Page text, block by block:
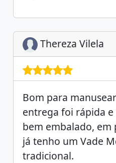
Thereza Vilela
Bom para
entrega foi rápida
bem embalado, em
já tenho um Vade
tradicional.